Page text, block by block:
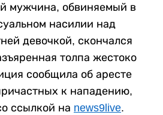
мужчина, обвиняемый в
насилии над
девочкой, скончался
толпа жестоко
сообщила об аресте
к нападению,
ссылкой на news9live.